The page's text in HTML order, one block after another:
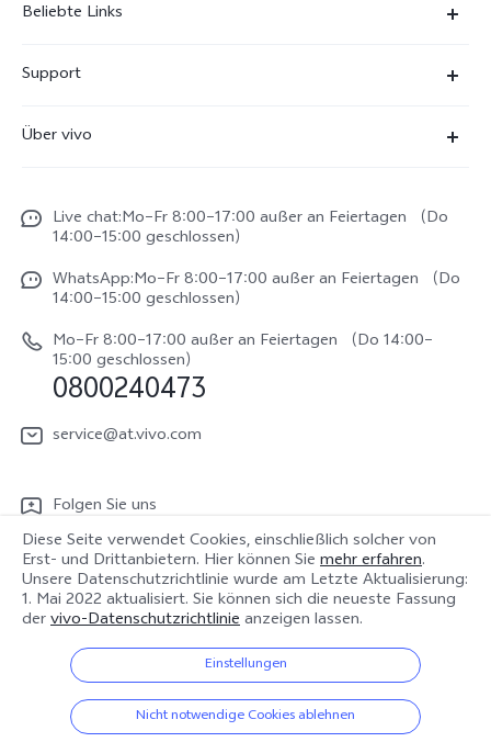
Beliebte Links
X300
V70
V70 FE
Y31e 5G
vivo Buds Air3
Support
Funtouch OS
IMEI-Authentifizierung
System Verbesserung
Reparaturerfassung
Benutzerhandbuch
Log aktualisieren
LUTs für Log-Wiederherstellung
Über vivo
Impressum
Rechtliche Hinweise
vivo Datenschutzcenter
Live chat:Mo–Fr 8:00–17:00 außer an Feiertagen （Do
14:00–15:00 geschlossen）
WhatsApp:Mo–Fr 8:00–17:00 außer an Feiertagen （Do
14:00–15:00 geschlossen）
Mo–Fr 8:00–17:00 außer an Feiertagen （Do 14:00–
15:00 geschlossen）
0800240473
service@at.vivo.com
Folgen Sie uns
Österreich | Land/Region auswählen
© 2026 vivo Mobile Communication Co., Ltd. Alle Rechte vorbehalten.
Datenschutz-Bestimmungen | Cookie-Richtlinie |
Diese Seite verwendet Cookies, einschließlich solcher von
Erst- und Drittanbietern. Hier können Sie mehr erfahren.
Unsere Datenschutzrichtlinie wurde am Letzte Aktualisierung:
1. Mai 2022 aktualisiert. Sie können sich die neueste Fassung
dervivo-Datenschutzrichtlinieanzeigen lassen.
Einstellungen
Nicht notwendige Cookies ablehnen